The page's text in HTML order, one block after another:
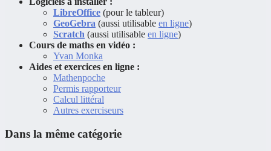
LibreOffice (pour le tableur)
GeoGebra (aussi utilisable en ligne)
Scratch (aussi utilisable en ligne)
Cours de maths en vidéo :
Yvan Monka
Aides et exercices en ligne :
Mathenpoche
Permis rapporteur
Calcul littéral
Autres exerciseurs
Dans la même catégorie